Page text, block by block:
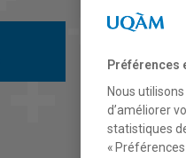
Préférences
Nous
d’améliorer
statistiques
« Préférences